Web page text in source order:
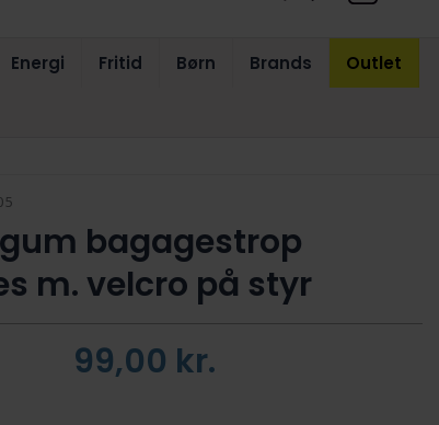
Energi Fritid Børn Brands Outlet
bagagestrop
m. velcro på styr
99,00 kr.